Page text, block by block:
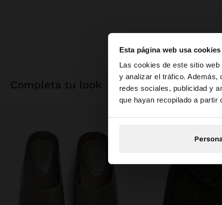
Esta página web usa cookies
Las cookies de este sitio
y analizar el tráfico. Además,
redes sociales, publicidad y
que hayan recopilado a partir
hola
Estás accediendo a
completa tu look